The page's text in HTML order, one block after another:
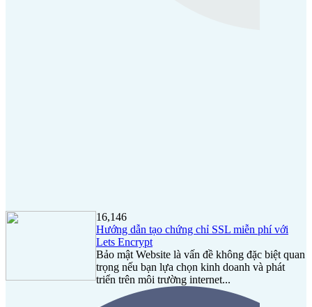
16,146
Hướng dẫn tạo chứng chỉ SSL miễn phí với
Lets Encrypt
Bảo mật Website là vấn đề không đặc biệt quan
trọng nếu bạn lựa chọn kinh doanh và phát
triển trên môi trường internet...